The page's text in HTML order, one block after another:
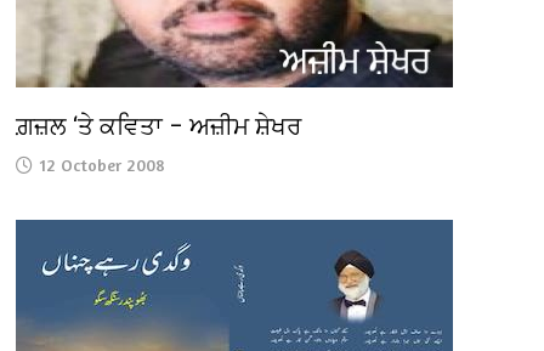
ਗ਼ਜ਼ਲ ‘ਤੇ ਕਵਿਤਾ – ਅਜ਼ੀਮ ਸ਼ੇਖਰ
12 October 2008